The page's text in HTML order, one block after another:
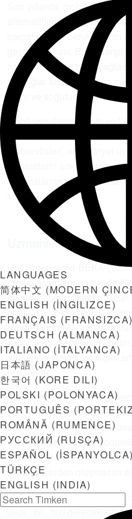
LANGUAGES
简体中文 (MODERN
ENGLISH (İNGILIZCE)
FRANÇAIS (FRANSIZCA)
DEUTSCH (ALMANCA)
ITALIANO (İTALYANCA)
日本語 (JAPONCA)
한국어 (KORE DILI)
POLSKI (POLONYACA)
PORTUGUÊS (
ROMÂNĂ (RUMENCE)
РУССКИЙ (RUSÇA)
ESPAÑOL (İSPANYOLCA)
TÜRKÇE
ENGLISH (INDIA)
Son yıllarda, mobil
alternatiflerine göre daha
parçalanabilir oldukları için
geçiş yapmıştır. Buna
zamandır petrol bazlı
bu yağlar sistemde daha
artırır ve soğutucu görevi görür.
Mobil uygulamalar için yağ
uzmanlığından
mühendisleri, endüstriyel
müşterilerin enerji tasarrufu
ulaşmalarına yardımcı olan
sistemleri geliştirmiştir.
Uzmanlık: uçtan uca
Her Groeneveld-BEKA
üretim aşamalarında
bir strateji yatmaktadır.
ortaklaşa tasarlanan ve
izlenen otomatik üretim
yaptı. Robotik destekli
ürün kalitesinin tutarlılığını
hızlandırır.
Akıllı üretime verilen bu
geliştirmeye olanak tanır. Şu
teknik uzmanları, teknik
uyumlu hale getirerek,
çözümlerin %90 oranında
malzemelerden oluşmasını
Macario, “Biz sorunları değil,
dedi. “Bu, bizi gelecek için